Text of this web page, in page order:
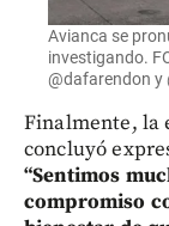
Avianca se
investigando.
@dafarendon y
Finalmente, la
concluyó
“Sentimos
compromiso